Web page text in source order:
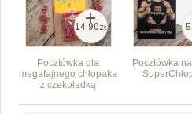
14.90zł
Pocztówka dla
megafajnego chłopaka
z czekoladką
Pocztówka